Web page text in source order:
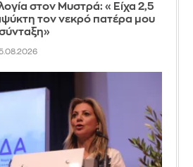
στον Μυστρά: «Είχα 2,5
τον νεκρό πατέρα μου